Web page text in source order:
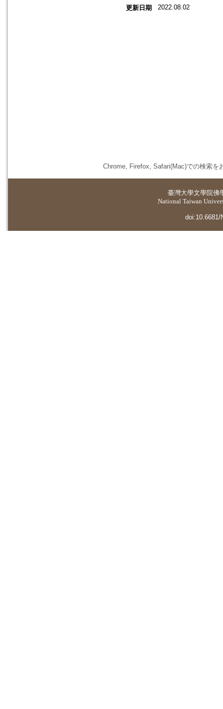
更新日期 2022.08.02
Chrome, Firefox, Safari(Mac)での検索を
臺灣大學文學院佛
National Taiwan
doi:10.6681/